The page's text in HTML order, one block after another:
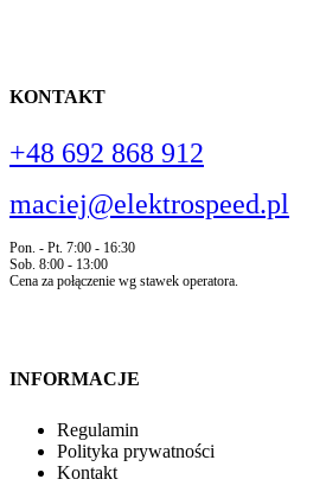
KONTAKT
+48 692 868 912
maciej@elektrospeed.pl
Pon. - Pt. 7:00 - 16:30
Sob. 8:00 - 13:00
Cena za połączenie wg stawek operatora.
INFORMACJE
Regulamin
Polityka prywatności
Kontakt